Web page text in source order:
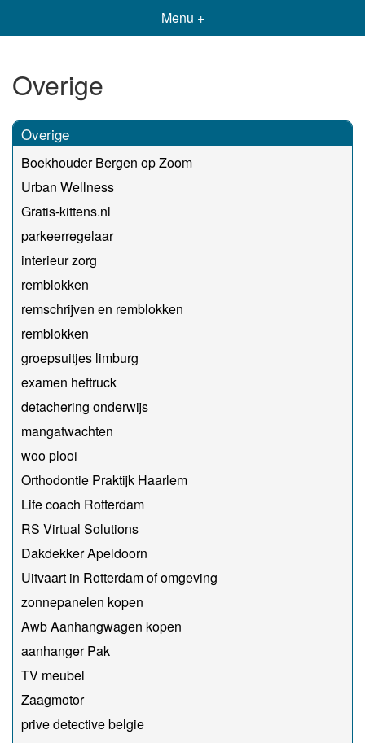
Menu +
Overige
Overige
Boekhouder Bergen op Zoom
Urban Wellness
Gratis-kittens.nl
parkeerregelaar
interieur zorg
remblokken
remschrijven en remblokken
remblokken
groepsuitjes limburg
examen heftruck
detachering onderwijs
mangatwachten
woo plooi
Orthodontie Praktijk Haarlem
Life coach Rotterdam
RS Virtual Solutions
Dakdekker Apeldoorn
Uitvaart in Rotterdam of omgeving
zonnepanelen kopen
Awb Aanhangwagen kopen
aanhanger Pak
TV meubel
Zaagmotor
prive detective belgie